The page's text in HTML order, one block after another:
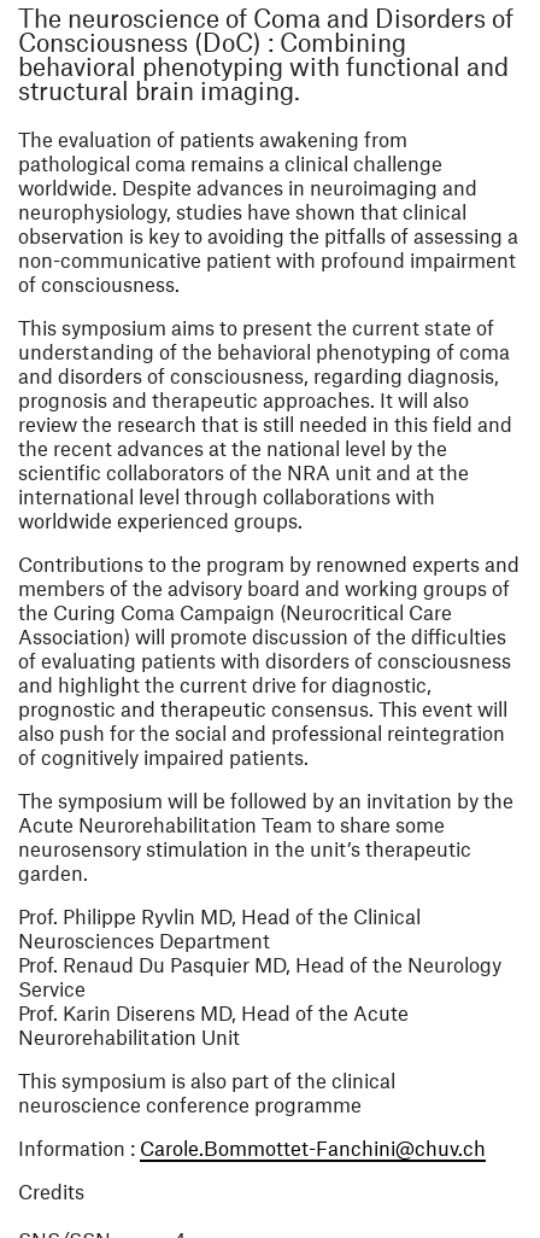
The neuroscience of Coma and Disorders of
Consciousness (DoC) : Combining
behavioral phenotyping with functional and
structural brain imaging.
The evaluation of patients awakening from
pathological coma remains a clinical challenge
worldwide. Despite advances in neuroimaging and
neurophysiology, studies have shown that clinical
observation is key to avoiding the pitfalls of assessing a
non-communicative patient with profound impairment
of consciousness.
This symposium aims to present the current state of
understanding of the behavioral phenotyping of coma
and disorders of consciousness, regarding diagnosis,
prognosis and therapeutic approaches. It will also
review the research that is still needed in this field and
the recent advances at the national level by the
scientific collaborators of the NRA unit and at the
international level through collaborations with
worldwide experienced groups.
Contributions to the program by renowned experts and
members of the advisory board and working groups of
the Curing Coma Campaign (Neurocritical Care
Association) will promote discussion of the difficulties
of evaluating patients with disorders of consciousness
and highlight the current drive for diagnostic,
prognostic and therapeutic consensus. This event will
also push for the social and professional reintegration
of cognitively impaired patients.
The symposium will be followed by an invitation by the
Acute Neurorehabilitation Team to share some
neurosensory stimulation in the unit’s therapeutic
garden.
Prof. Philippe Ryvlin MD, Head of the Clinical
Neurosciences Department
Prof. Renaud Du Pasquier MD, Head of the Neurology
Service
Prof. Karin Diserens MD, Head of the Acute
Neurorehabilitation Unit
This symposium is also part of the clinical
neuroscience conference programme
Information : Carole.Bommottet-Fanchini@chuv.ch
Credits